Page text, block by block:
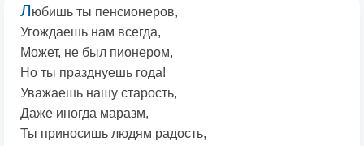
Любишь ты пенсионеров,
Угождаешь нам всегда,
Может, не был пионером,
Но ты празднуешь года!
Уважаешь нашу старость,
Даже иногда маразм,
Ты приносишь людям радость,